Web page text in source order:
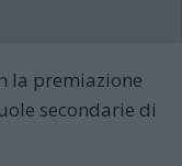
la premiazione
secondarie di